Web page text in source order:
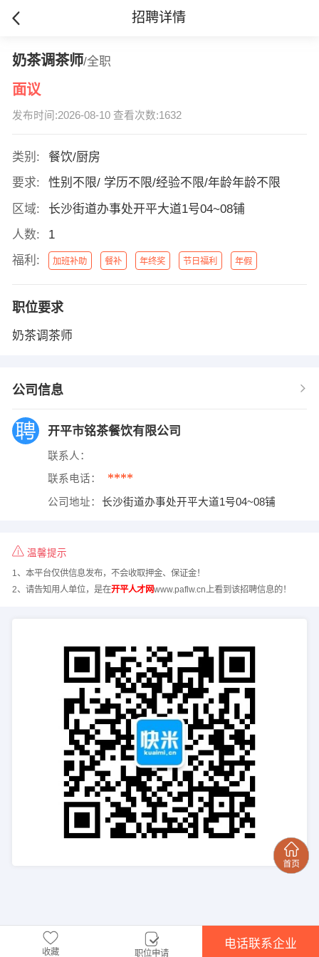
招聘详情
奶茶调茶师/全职
面议
发布时间:2026-08-10 查看次数:1632
类别:
餐饮/厨房
要求:
性别不限/ 学历不限/经验不限/年龄年龄不限
区域:
长沙街道办事处开平大道1号04~08铺
人数:
1
福利:
加班补助 餐补 年终奖 节日福利 年假
职位要求
奶茶调茶师
公司信息
开平市铭茶餐饮有限公司
联系人：
联系电话： ****
公司地址： 长沙街道办事处开平大道1号04~08铺
温馨提示
1、本平台仅供信息发布，不会收取押金、保证金！
2、请告知用人单位，是在开平人才网www.paflw.cn上看到该招聘信息的！
收藏 职位申请
电话联系企业